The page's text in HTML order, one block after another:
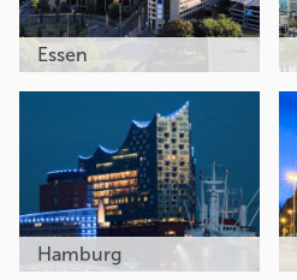
Essen
Hamburg